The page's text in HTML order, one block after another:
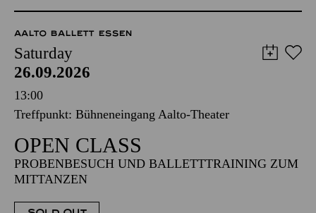
AALTO BALLETT ESSEN
Saturday
26.09.2026
13:00
Treffpunkt: Bühneneingang Aalto-Theater
OPEN CLASS
PROBENBESUCH UND BALLETTTRAINING ZUM
MITTANZEN